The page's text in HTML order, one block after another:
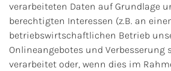
verarbeiteten Daten auf Grundlage
berechtigten Interessen (z.B. an
betriebswirtschaftlichen Betrieb
Onlineangebotes und Verbesserung
verarbeitet oder, wenn dies im